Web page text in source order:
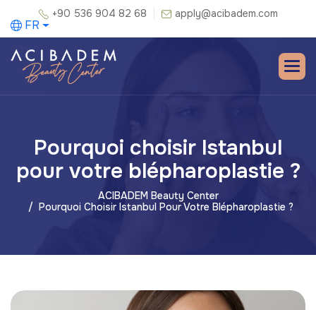
+90 536 904 82 68 apply@acibadem.com
FR
Pourquoi choisir Istanbul
pour votre blépharoplastie ?
ACIBADEM Beauty Center
Pourquoi Choisir Istanbul Pour Votre Blépharoplastie ?